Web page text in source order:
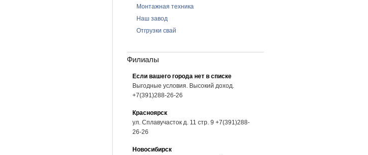
Монтажная техника
Наш завод
Отгрузки свай
Филиалы
Если вашего города нет в списке
Выгодные условия. Высокий доход.
+7(391)288-26-26
Красноярск
ул. Сплавучасток д. 11 стр. 9 +7(391)288-
26-26
Новосибирск